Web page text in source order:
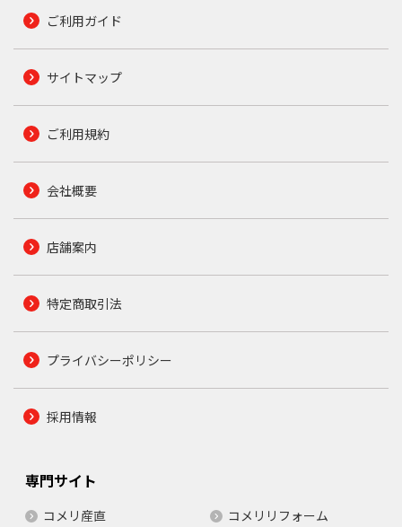
ご利用ガイド
サイトマップ
ご利用規約
会社概要
店舗案内
特定商取引法
プライバシーポリシー
採用情報
専門サイト
コメリ産直 コメリリフォーム